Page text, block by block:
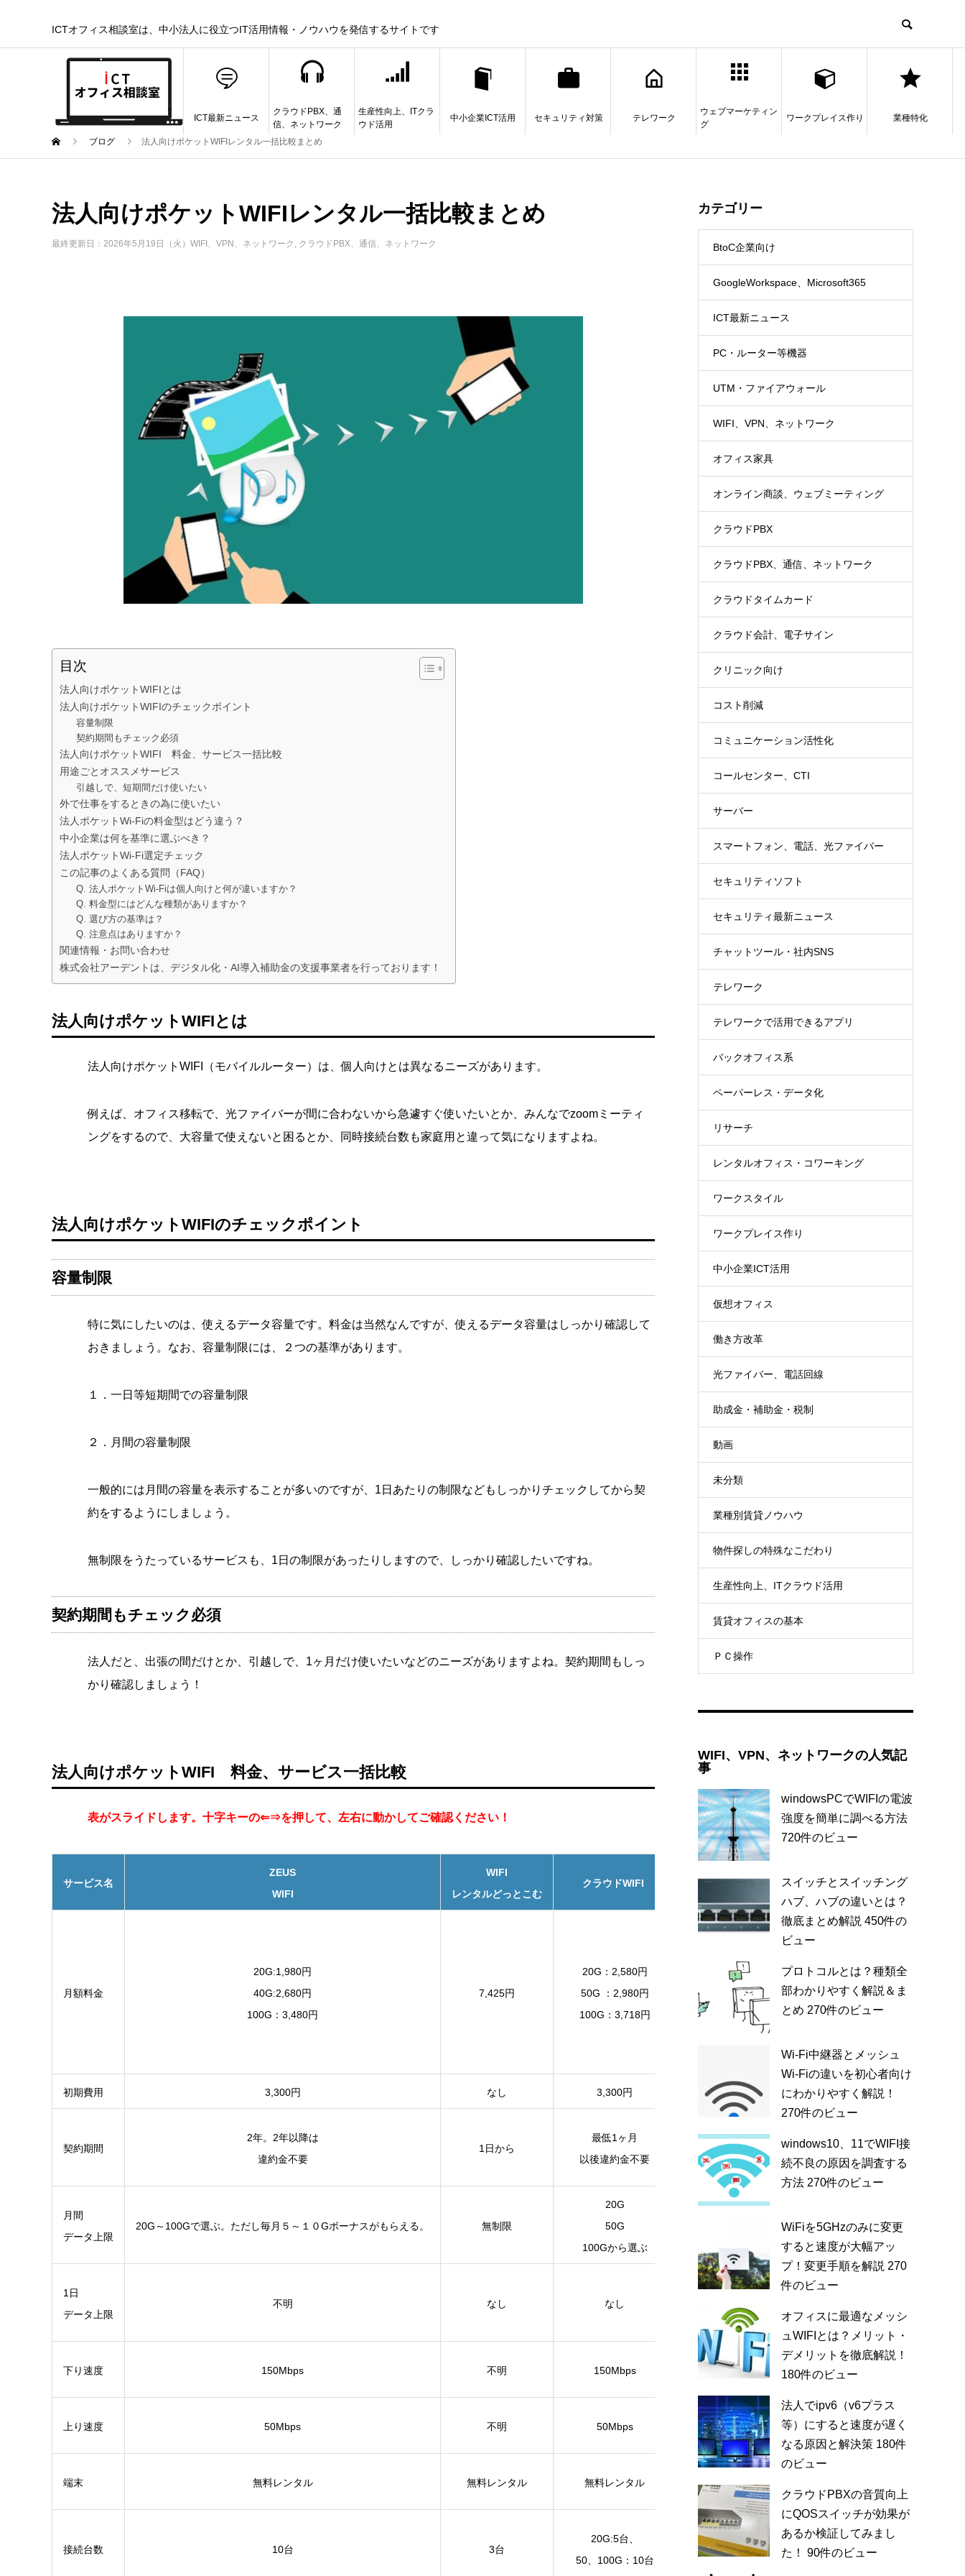
ICTオフィス相談室は、中小法人に役立つIT活用情報・ノウハウを発信するサイトです
ICT最新ニュース
クラウドPBX、通
信、ネットワーク
生産性向上、ITクラ
ウド活用
中小企業ICT活用 セキュリティ対策 テレワーク
ウェブマーケティン
グ
ワークプレイス作り 業種特化
ブログ 法人向けポケットWIFIレンタル一括比較まとめ
法人向けポケットWIFIレンタル一括比較まとめ
最終更新日：2026年5月19日（火） WIFI、VPN、ネットワーク , クラウドPBX、通信、ネットワーク
目次
法人向けポケットWIFIとは
法人向けポケットWIFIのチェックポイント
容量制限
契約期間もチェック必須
法人向けポケットWIFI 料金、サービス一括比較
用途ごとオススメサービス
引越しで、短期間だけ使いたい
外で仕事をするときの為に使いたい
法人ポケットWi-Fiの料金型はどう違う？
中小企業は何を基準に選ぶべき？
法人ポケットWi-Fi選定チェック
この記事のよくある質問（FAQ）
Q. 法人ポケットWi-Fiは個人向けと何が違いますか？
Q. 料金型にはどんな種類がありますか？
Q. 選び方の基準は？
Q. 注意点はありますか？
関連情報・お問い合わせ
株式会社アーデントは、デジタル化・AI導入補助金の支援事業者を行っております！
法人向けポケットWIFIとは
法人向けポケットWIFI（モバイルルーター）は、個人向けとは異なるニーズがあります。
例えば、オフィス移転で、光ファイバーが間に合わないから急遽すぐ使いたいとか、みんなでzoomミーティ
ングをするので、大容量で使えないと困るとか、同時接続台数も家庭用と違って気になりますよね。
法人向けポケットWIFIのチェックポイント
容量制限
特に気にしたいのは、使えるデータ容量です。料金は当然なんですが、使えるデータ容量はしっかり確認して
おきましょう。なお、容量制限には、２つの基準があります。
１．一日等短期間での容量制限
２．月間の容量制限
一般的には月間の容量を表示することが多いのですが、1日あたりの制限などもしっかりチェックしてから契
約をするようにしましょう。
無制限をうたっているサービスも、1日の制限があったりしますので、しっかり確認したいですね。
契約期間もチェック必須
法人だと、出張の間だけとか、引越しで、1ヶ月だけ使いたいなどのニーズがありますよね。契約期間もしっ
かり確認しましょう！
法人向けポケットWIFI 料金、サービス一括比較
表がスライドします。十字キーの⇐⇒を押して、左右に動かしてご確認ください！
サービス名
ZEUS
WIFI
WIFI
レンタルどっとこむ
クラウドWIFI ポケットモバイル 大容量WIFI
月額料金
20G:1,980円
40G:2,680円
100G：3,480円
7,425円
20G：2,580円
50G ：2,980円
100G：3,718円
3,718円
50G：2400円
200G：3900円
300G：4900円
400G：5900円
※全プラン最初6ヶ月990円
初期費用 3,300円 なし 3,300円 3,300円 3,300円
契約期間
2年。2年以降は
違約金不要
1日から
最低1ヶ月
以後違約金不要
2年。違約金は
4950円と割賦残債
2年。違約金は19,800円
月間
データ上限
20G～100Gで選ぶ。ただし毎月５～１０Gボーナスがもらえる。 無制限
20G
50G
100Gから選ぶ
50G～500Gで選ぶ
1日
データ上限
不明 なし なし
下り速度 150Mbps 不明 150Mbps 150Mbps
GlocalMe U3：150Mbps
GlocalMe G3：72Mbps
上り速度 50Mbps 不明 50Mbps 50Mbps
GlocalMe G3：37Mbps
端末 無料レンタル 無料レンタル 無料レンタル
（代金は月額に含む）
接続台数 10台 3台
20G:5台、
50、100G：10台
10台
GlocalMe U3：10台
GlocalMe G3：5台
カテゴリー
BtoC企業向け
GoogleWorkspace、Microsoft365
ICT最新ニュース
PC・ルーター等機器
UTM・ファイアウォール
WIFI、VPN、ネットワーク
オフィス家具
オンライン商談、ウェブミーティング
クラウドPBX
クラウドPBX、通信、ネットワーク
クラウドタイムカード
クラウド会計、電子サイン
クリニック向け
コスト削減
コミュニケーション活性化
コールセンター、CTI
サーバー
スマートフォン、電話、光ファイバー
セキュリティソフト
セキュリティ最新ニュース
チャットツール・社内SNS
テレワーク
テレワークで活用できるアプリ
バックオフィス系
ペーパーレス・データ化
リサーチ
レンタルオフィス・コワーキング
ワークスタイル
ワークプレイス作り
中小企業ICT活用
仮想オフィス
働き方改革
光ファイバー、電話回線
助成金・補助金・税制
動画
未分類
業種別賃貸ノウハウ
物件探しの特殊なこだわり
生産性向上、ITクラウド活用
賃貸オフィスの基本
ＰＣ操作
WIFI、VPN、ネットワークの人気記
事
windowsPCでWIFIの電波
強度を簡単に調べる方法
720件のビュー
スイッチとスイッチング
ハブ、ハブの違いとは？
徹底まとめ解説 450件の
ビュー
プロトコルとは？種類全
部わかりやすく解説＆ま
とめ 270件のビュー
Wi-Fi中継器とメッシュ
Wi-Fiの違いを初心者向け
にわかりやすく解説！
270件のビュー
windows10、11でWIFI接
続不良の原因を調査する
方法 270件のビュー
WiFiを5GHzのみに変更
すると速度が大幅アッ
プ！変更手順を解説 270
件のビュー
オフィスに最適なメッシ
ュWIFIとは？メリット・
デメリットを徹底解説！
180件のビュー
法人でipv6（v6プラス
等）にすると速度が遅く
なる原因と解決策 180件
のビュー
クラウドPBXの音質向上
にQOSスイッチが効果が
あるか検証してみまし
た！
90件のビュー